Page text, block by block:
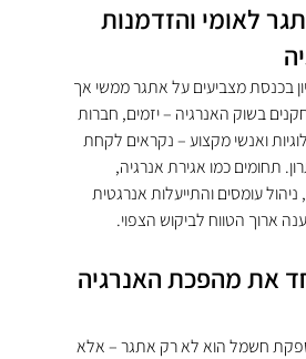
לאומי והזדמנות
בכנסת מצביעים על אתגר ממשי אך
בשוק האנרגיה – יזמים, חברות
ואנשי מקצוע – נקראים לקחת
תחומים כמו אגירת אנרגיה,
עומסים והתייעלות אנרגטית
ארוך הטווח לביקוש הצפוי.
את מהפכת האנרגיה
חשמל הוא לא רק אתגר – אלא